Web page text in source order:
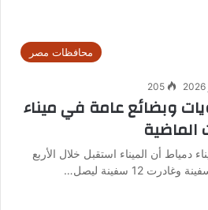
محافظات مصر
205
حاويات وبضائع عامة في ميناء
الماضية
دمياط أن الميناء استقبل خلال الأربع